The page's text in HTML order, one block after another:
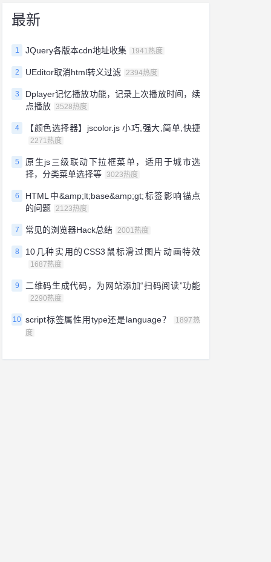
最新
1 JQuery各版本cdn地址收集 1941热度
2 UEditor取消html转义过滤 2394热度
3
Dplayer记忆播放功能，记录上次播放时间，续
点播放
3528热度
4 【颜色选择器】jscolor.js 小巧,强大,简单,快捷
2271热度
5
原生js三级联动下拉框菜单，适用于城市选
择，分类菜单选择等
3023热度
6
HTML中&amp;lt;base&amp;gt;标签影响锚点
的问题 2123热度
7 常见的浏览器Hack总结 2001热度
8 10几种实用的CSS3鼠标滑过图片动画特效
1687热度
9 二维码生成代码，为网站添加“扫码阅读”功能
2290热度
10 script标签属性用type还是language？
1897热
度